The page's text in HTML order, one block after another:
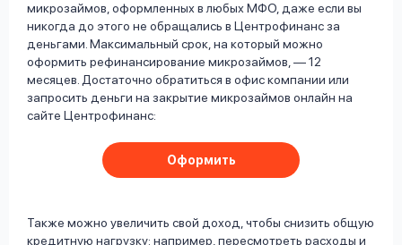
микрозаймов, оформленных в любых МФО, даже если вы
никогда до этого не обращались в Центрофинанс за
деньгами. Максимальный срок, на который можно
оформить рефинансирование микрозаймов, — 12
месяцев. Достаточно обратиться в офис компании или
запросить деньги на закрытие микрозаймов онлайн на
сайте Центрофинанс:
Оформить
Также можно увеличить свой доход, чтобы снизить общую
кредитную нагрузку: например, пересмотреть расходы и